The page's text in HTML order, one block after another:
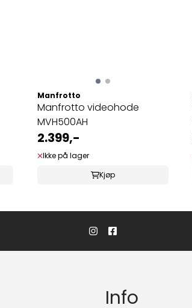
Manfrotto
Manfrotto videohode
MVH500AH
2.399,-
Ikke på lager
Kjøp
Info